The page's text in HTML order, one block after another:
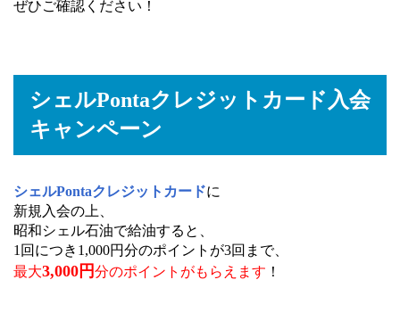
ぜひご確認ください！
シェルPontaクレジットカード入会
キャンペーン
シェルPontaクレジットカードに
新規入会の上、
昭和シェル石油で給油すると、
1回につき1,000円分のポイントが3回まで、
最大3,000円分のポイントがもらえます ！